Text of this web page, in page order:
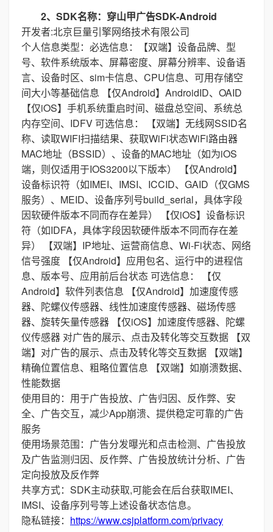
2、SDK名称：穿山甲广告SDK-Android
开发者:北京巨量引擎网络技术有限公司
个人信息类型：必选信息：【双端】设备品牌、型
号、软件系统版本、屏幕密度、屏幕分辨率、设备语
言、设备时区、sim卡信息、CPU信息、可用存储空
间大小等基础信息 【仅Android】AndroidID、OAID
【仅iOS】手机系统重启时间、磁盘总空间、系统总
内存空间、IDFV 可选信息： 【双端】无线网SSID名
称、读取WIFI扫描结果、获取WiFi状态WiFi路由器
MAC地址（BSSID）、设备的MAC地址（如为iOS
端，则仅适用于IOS3200以下版本） 【仅Android】
设备标识符（如IMEI、IMSI、ICCID、GAID（仅GMS
服务）、MEID、设备序列号build_serial，具体字段
因软硬件版本不同而存在差异） 【仅iOS】设备标识
符（如IDFA，具体字段因软硬件版本不同而存在差
异） 【双端】IP地址、运营商信息、Wi-Fi状态、网络
信号强度 【仅Android】应用包名、运行中的进程信
息、版本号、应用前后台状态 可选信息： 【仅
Android】软件列表信息 【仅Android】加速度传感
器、陀螺仪传感器、线性加速度传感器、磁场传感
器、旋转矢量传感器 【仅iOS】加速度传感器、陀螺
仪传感器 对广告的展示、点击及转化等交互数据 【双
端】对广告的展示、点击及转化等交互数据 【双端】
精确位置信息、粗略位置信息 【双端】如崩溃数据、
性能数据
使用目的：用于广告投放、广告归因、反作弊、安
全、广告交互，减少App崩溃、提供稳定可靠的广告
服务
使用场景范围：广告分发曝光和点击检测、广告投放
及广告监测归因、反作弊、广告投放统计分析、广告
定向投放及反作弊
共享方式：SDK主动获取,可能会在后台获取IMEI、
IMSI、设备序列号等上述设备状态信息。
隐私链接： https://www.csjplatform.com/privacy